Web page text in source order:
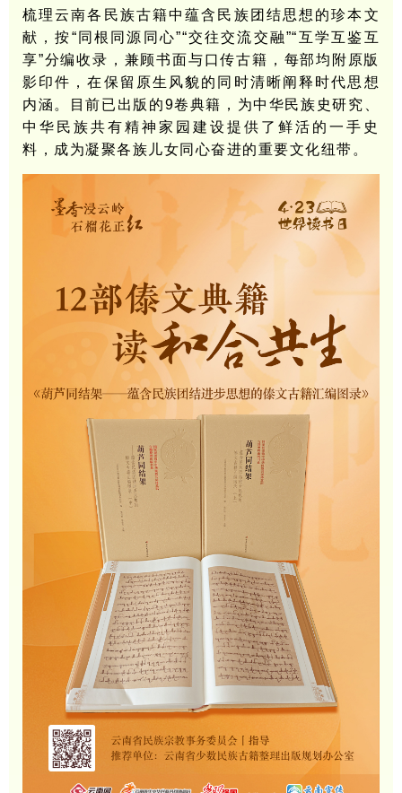
梳理云南各民族古籍中蕴含民族团结思想的珍本文
献，按“同根同源同心”“交往交流交融”“互学互鉴互
享”分编收录，兼顾书面与口传古籍，每部均附原版
影印件，在保留原生风貌的同时清晰阐释时代思想
内涵。目前已出版的9卷典籍，为中华民族史研究、
中华民族共有精神家园建设提供了鲜活的一手史
料，成为凝聚各族儿女同心奋进的重要文化纽带。